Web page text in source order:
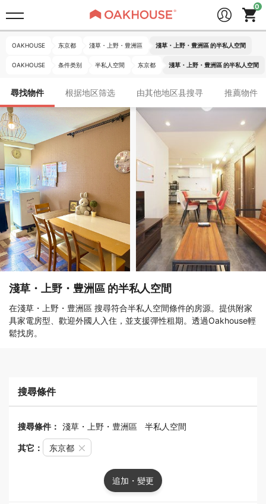
OAKHOUSE 东京都 淺草・上野・豊洲區 淺草・上野・豊洲區 的半私人空間
OAKHOUSE 条件类别 半私人空間 东京都 淺草・上野・豊洲區 的半私人空間
尋找物件 根据地区筛选 由其他地区县搜寻 推薦物件
淺草・上野・豊洲區 的半私人空間
在淺草・上野・豊洲區 搜尋符合半私人空間條件的房源。提供附家
具家電房型、歡迎外國人入住，並支援彈性租期。透過Oakhouse輕
鬆找房。
搜尋條件
搜尋條件： 淺草・上野・豊洲區 半私人空間
其它： 东京都
追加・變更